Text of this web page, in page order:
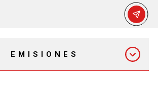
EMISIONES